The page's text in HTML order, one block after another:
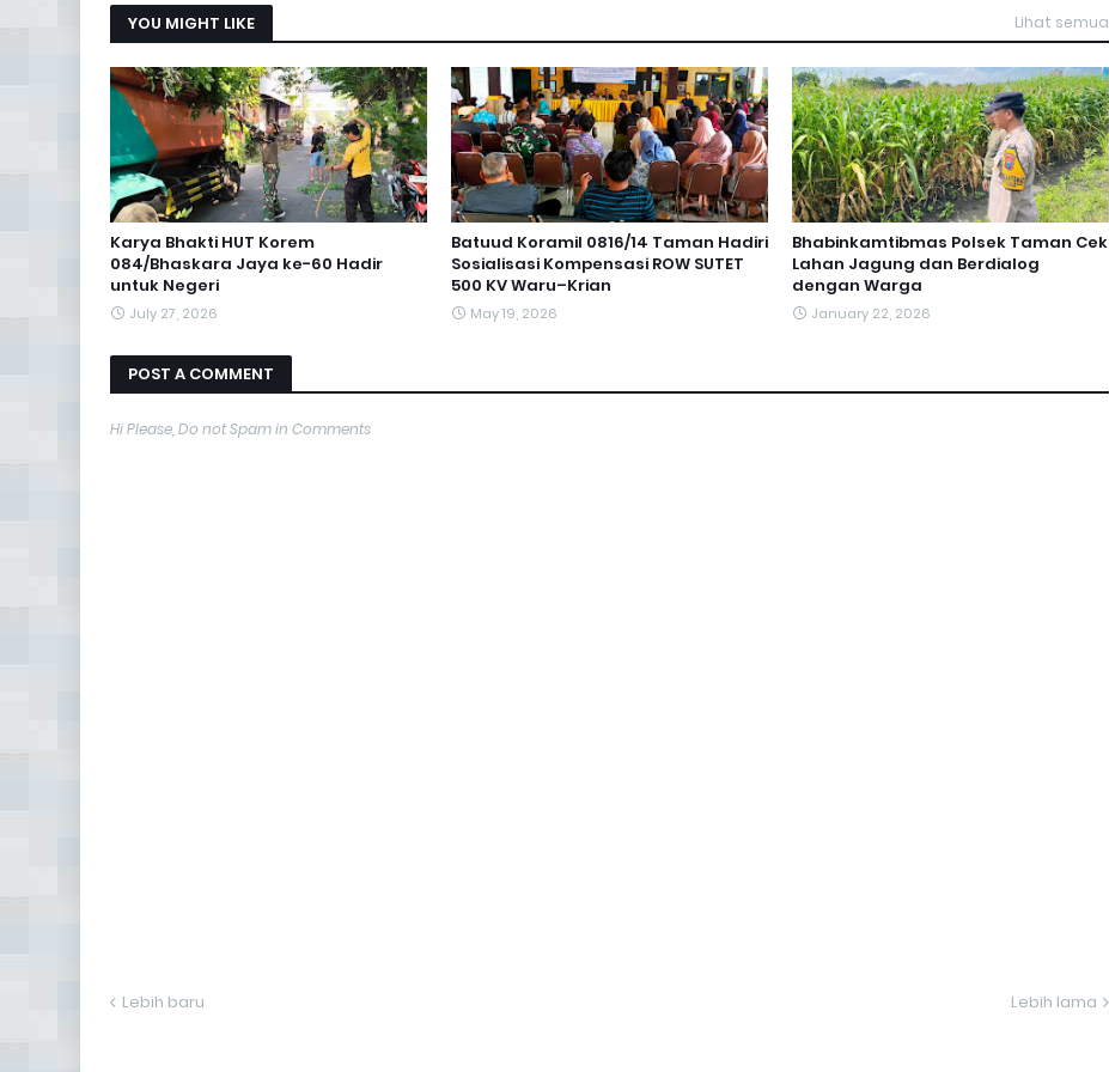
YOU MIGHT LIKE Lihat semua
Karya Bhakti HUT Korem
084/Bhaskara Jaya ke-60 Hadir
untuk Negeri
July 27, 2026
Batuud Koramil 0816/14 Taman Hadiri
Sosialisasi Kompensasi ROW SUTET
500 KV Waru–Krian
May 19, 2026
Bhabinkamtibmas Polsek Taman Cek
Lahan Jagung dan Berdialog
dengan Warga
January 22, 2026
POST A COMMENT
Hi Please, Do not Spam in Comments
Lebih baru Lebih lama